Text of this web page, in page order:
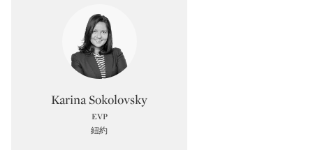
Type: specialist
Karina Sokolovsky
EVP
紐約